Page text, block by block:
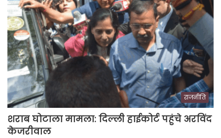
राजनीति
शराब घोटाला मामला: दिल्ली हाईकोर्ट पहुंचे अरविंद
केजरीवाल